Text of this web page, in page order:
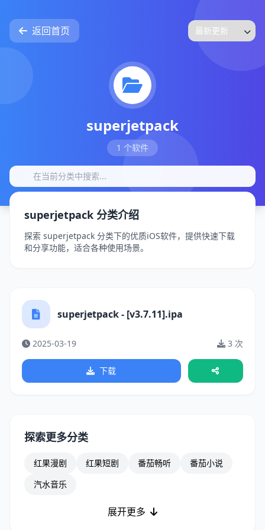
返回首页
superjetpack
1 个软件
superjetpack 分类介绍
探索 superjetpack 分类下的优质iOS软件，提供快速下载
和分享功能，适合各种使用场景。
superjetpack - [v3.7.11].ipa
2025-03-19 3 次
下载
探索更多分类
红果漫剧 红果短剧 番茄畅听
番茄小说
汽水音乐
展开更多